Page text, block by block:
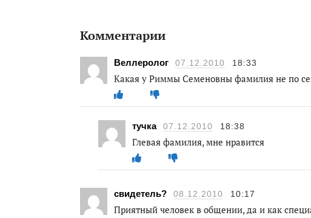
Комментарии
Веллеролог 07.12.2010 18:33
Какая у Риммы Семеновны фамилия не по
тучка 07.12.2010 18:38
Глевая фамилия, мне нравится
свидетель? 08.12.2010 10:17
Приятный человек в общении, да и как